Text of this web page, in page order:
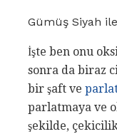
Gümüş Siyah
İşte ben onu
sonra da biraz
bir şaft ve
parlatmaya ve
şekilde,